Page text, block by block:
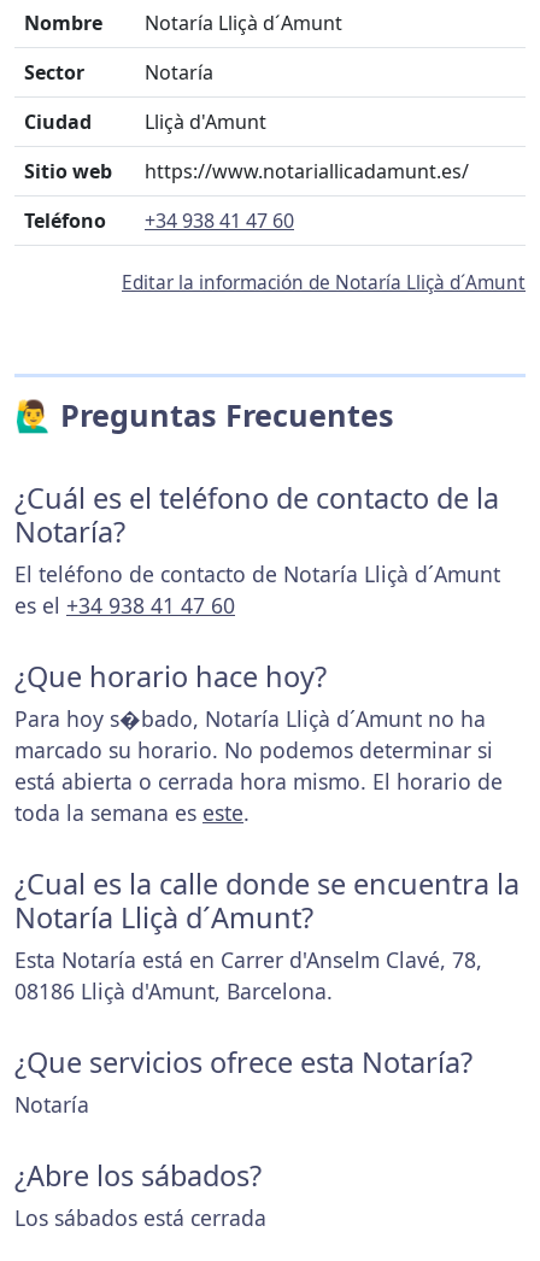
Nombre
Notaría Lliçà d´Amunt
Sector
Notaría
Ciudad
Lliçà d'Amunt
Sitio web
https://www.notariallicadamunt.es/
Teléfono
+34 938 41 47 60
Editar la información de Notaría Lliçà d´Amunt
🙋‍♂️ Preguntas Frecuentes
¿Cuál es el teléfono de contacto de la
Notaría?
El teléfono de contacto de Notaría Lliçà d´Amunt
es el +34 938 41 47 60
¿Que horario hace hoy?
Para hoy s�bado, Notaría Lliçà d´Amunt no ha
marcado su horario. No podemos determinar si
está abierta o cerrada hora mismo. El horario de
toda la semana es este.
¿Cual es la calle donde se encuentra la
Notaría Lliçà d´Amunt?
Esta Notaría está en Carrer d'Anselm Clavé, 78,
08186 Lliçà d'Amunt, Barcelona.
¿Que servicios ofrece esta Notaría?
Notaría
¿Abre los sábados?
Los sábados está cerrada